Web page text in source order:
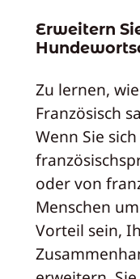
Erweitern
Zu lernen,
Französisch
Wenn Sie
oder von
Menschen
Vorteil sein,